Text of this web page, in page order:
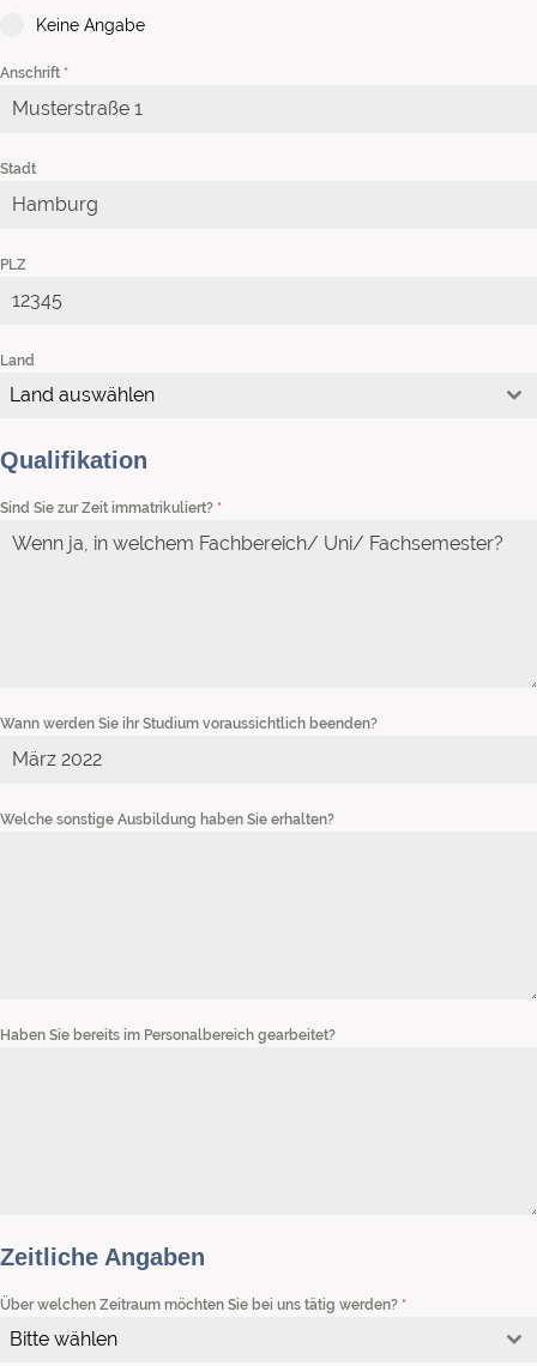
Keine Angabe
Anschrift *
Stadt
PLZ
Land
Land auswählen
Qualifikation
Sind Sie zur Zeit immatrikuliert? *
Wann werden Sie ihr Studium voraussichtlich beenden?
Welche sonstige Ausbildung haben Sie erhalten?
Haben Sie bereits im Personalbereich gearbeitet?
Zeitliche Angaben
Über welchen Zeitraum möchten Sie bei uns tätig werden? *
Bitte wählen